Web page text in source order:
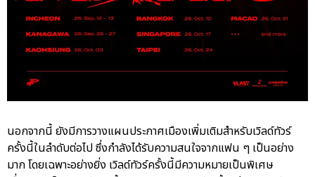
นอกจากนี้ ยังมีการวางแผนประกาศเมืองเพิ่มเติมสำหรับเวิลด์ทัวร์
ครั้งนี้ในลำดับต่อไป ซึ่งกำลังได้รับความสนใจจากแฟน ๆ เป็นอย่าง
มาก โดยเฉพาะอย่างยิ่ง เวิลด์ทัวร์ครั้งนี้มีความหมายเป็นพิเศษ